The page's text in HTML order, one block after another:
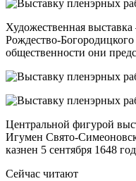
Художественная
Рождество-
общественности они
Центральной фигурой
Игумен Свято-
казнен 5 сентября 1648
Сейчас читают